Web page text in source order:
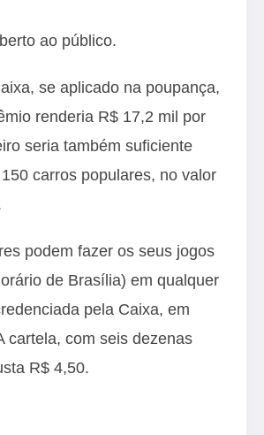
ao público.
se aplicado na poupança,
renderia R$ 17,2 mil por
seria também suficiente
carros populares, no valor
podem fazer os seus jogos
de Brasília) em qualquer
pela Caixa, em
cartela, com seis dezenas
R$ 4,50.